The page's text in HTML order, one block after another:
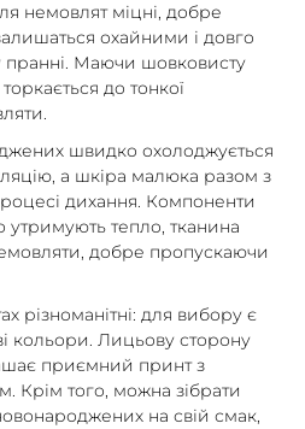
немовлят міцні, добре
охайними і довго
пранні. Маючи шовковисту
до тонкої
швидко охолоджується
а шкіра малюка разом з
дихання. Компоненти
утримують тепло, тканина
добре пропускаючи
різноманітні: для вибору є
кольори. Лицьову сторону
приємний принт з
Крім того, можна зібрати
на свій смак,